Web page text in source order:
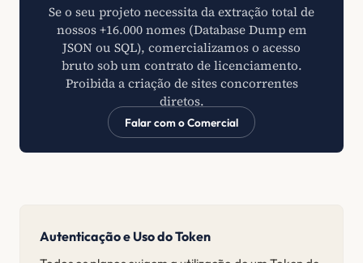
Se o seu projeto necessita da extração total de
nossos +16.000 nomes (Database Dump em
JSON ou SQL), comercializamos o acesso
bruto sob um contrato de licenciamento.
Proibida a criação de sites concorrentes
diretos.
Falar com o Comercial
Autenticação e Uso do Token